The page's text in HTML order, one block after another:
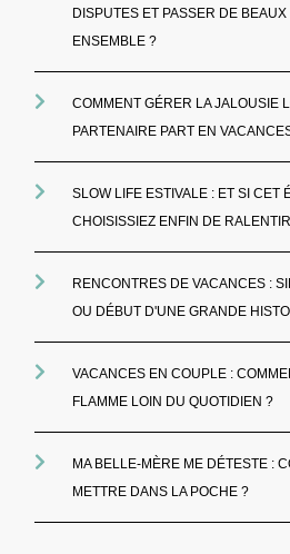
DISPUTES ET PASSER DE
ENSEMBLE ?
COMMENT GÉRER LA JALOUSIE
PARTENAIRE PART EN
SLOW LIFE ESTIVALE : ET SI CET
CHOISISSIEZ ENFIN DE
RENCONTRES DE VACANCES :
OU DÉBUT D'UNE GRANDE
VACANCES EN COUPLE :
FLAMME LOIN DU QUOTIDIEN ?
MA BELLE-MÈRE ME DÉTESTE :
METTRE DANS LA POCHE ?